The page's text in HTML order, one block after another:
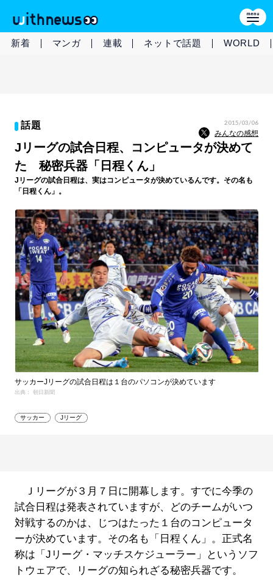
新着 マンガ 連載 ネットで話題 WORLD
話題 2015/03/06
みんなの感想
Jリーグの試合日程、コンピュータが決めて
た 秘密兵器「日程くん」
Jリーグの試合日程は、実はコンピュータが決めているんです。その名も
「日程くん」。
サッカーJリーグの試合日程は１台のパソコンが決めています
出典： 朝日新聞
サッカー Jリーグ
Ｊリーグが３月７日に開幕します。すでに今季の
試合日程は発表されていますが、どのチームがいつ
対戦するのかは、じつはたった１台のコンピュータ
ーが決めています。その名も「日程くん」。正式名
称は「Jリーグ・マッチスケジューラー」というソフ
トウェアで、リーグの知られざる秘密兵器です。